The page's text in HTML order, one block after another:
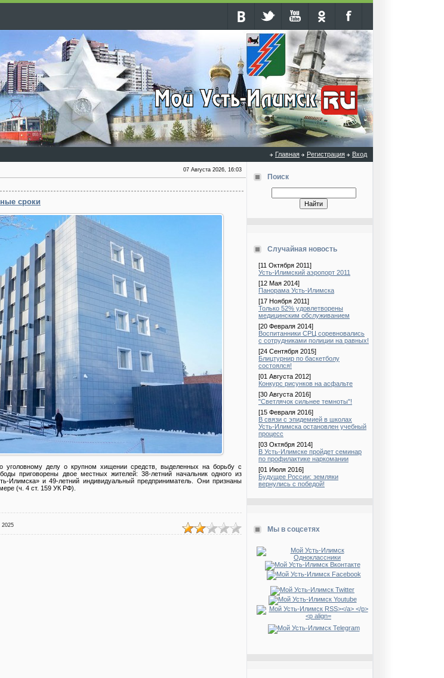
Главная Регистрация Вход
07 Августа 2026, 16:03
сроки
уголовному делу о крупном хищении средств, выделенных на борьбу с
приговорены двое местных жителей: 38-летний начальник одного из
Илимска» и 49-летний индивидуальный предприниматель. Они признаны
(ч. 4 ст. 159 УК РФ).
2025
Поиск
Случайная новость
[11 Октября 2011]
Усть-Илимский аэропорт 2011
[12 Мая 2014]
Панорама Усть-Илимска
[17 Ноября 2011]
Только 52% удовлетворены
медицинским обслуживанием
[20 Февраля 2014]
Воспитанники СРЦ соревновались
с сотрудниками полиции на равных!
[24 Сентября 2015]
Блицтурнир по баскетболу
состоялся!
[01 Августа 2012]
Конкурс рисунков на асфальте
[30 Августа 2016]
"Светлячок сильнее темноты"!
[15 Февраля 2016]
В связи с эпидемией в школах
Усть-Илимска остановлен учебный
процесс
[03 Октября 2014]
В Усть-Илимске пройдет семинар
по профилактике наркомании
[01 Июля 2016]
Будущее России: земляки
вернулись с победой!
Мы в соцсетях